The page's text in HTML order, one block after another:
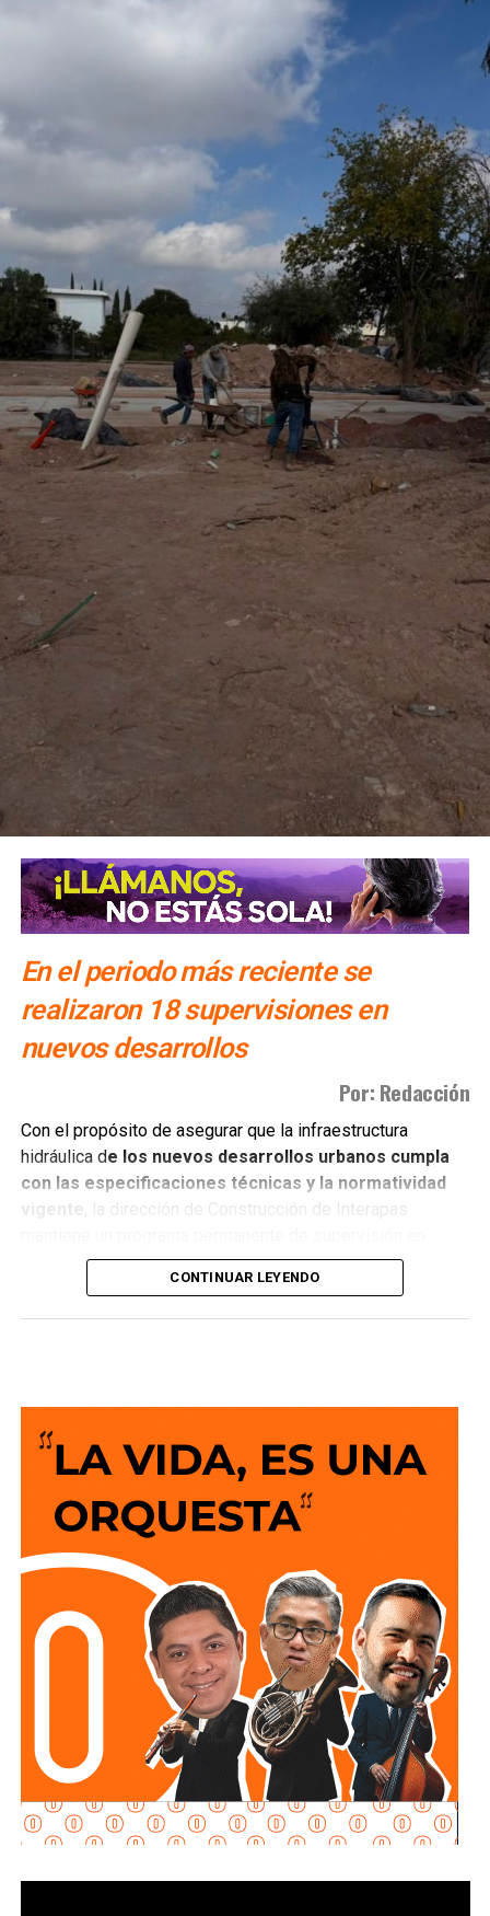
o que permitirá fortalecer la promoción turística y cultural
Por último, la presidenta concejal invitó a las y los
asistentes a visitar el stand de Villa de Pozos y conocer
la oferta que tiene el municipio, entre la que destacan su
gastronomía y sus tradiciones, como la emblemática
Procesión de los Cristos, una de las celebraciones que
forman parte de su identidad cultural.
También lee:
Villa de Pozos mantiene acciones por bailes
clandestinos
En el periodo más reciente se
realizaron 18 supervisiones en
nuevos desarrollos
Por: Redacción
Con el propósito de asegurar que la infraestructura
hidráulica de los nuevos desarrollos urbanos cumpla
con las especificaciones técnicas y la normatividad
vigente
, la dirección de Construcción de Interapas
fraccionamientos y centros de población que buscan
incorporarse a las redes de agua potable y drenaje.
y que los puntos de conexión al sistema público sean
adecuados para garantizar un servicio seguro y eficiente.
Durante las inspecciones pueden determinarse medidas
preventivas y correctivas, para autorizar la incorporación
de nuevos desarrollos a la infraestructura hidráulica
metropolitana.
Con estas supervisiones
, el organismo fortalece la
las nuevas redes de agua potable y drenajeofrezcan
CONTINUAR LEYENDO